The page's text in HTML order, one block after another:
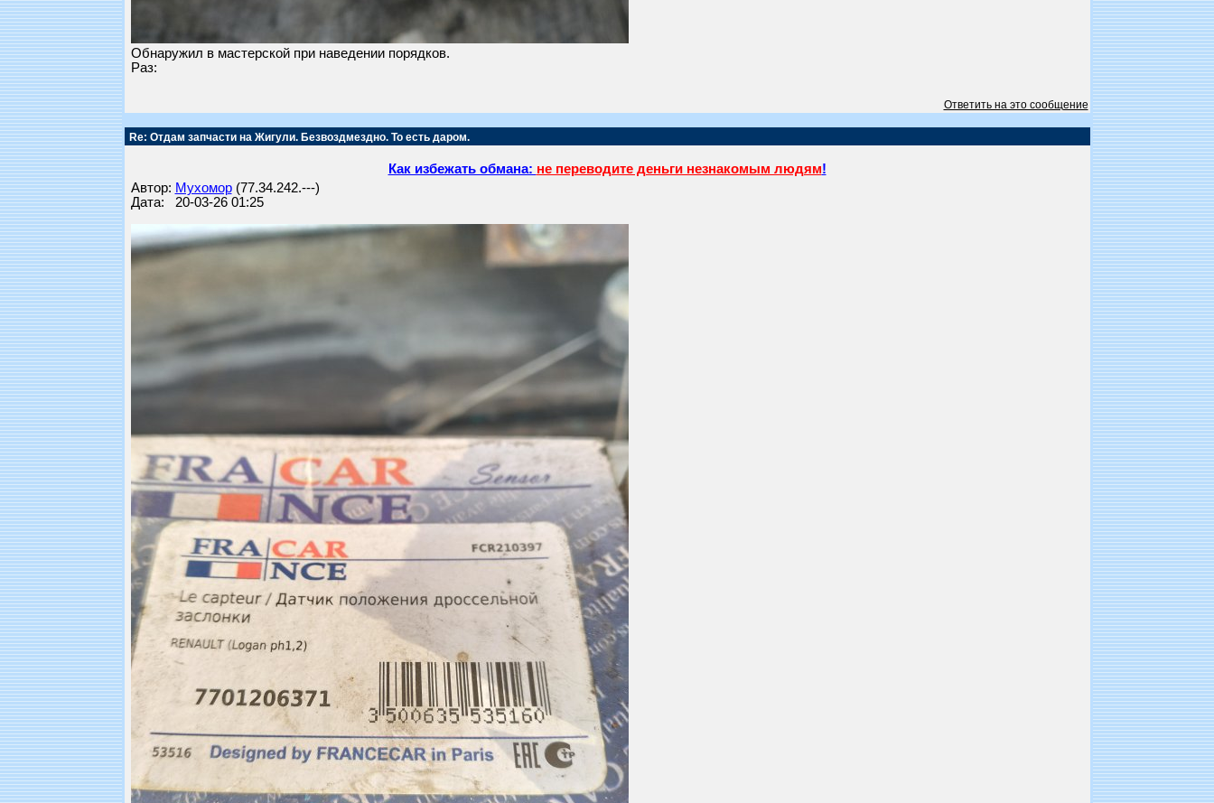
Обнаружил в мастерской при наведении порядков.
Раз:
Ответить на это сообщение
Re: Отдам запчасти на Жигули. Безвоздмездно. То есть даром.
Как избежать обмана: не переводите деньги незнакомым людям!
Автор: Мухомор(77.34.242.---)
Дата: 20-03-26 01:25